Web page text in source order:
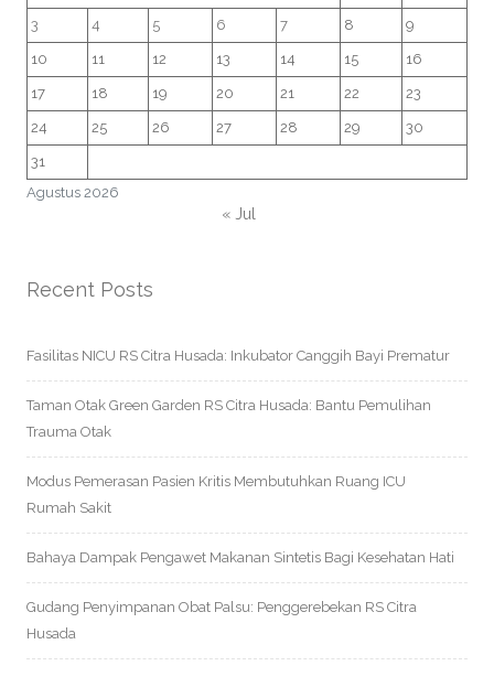
Agustus 2026
3 4 5 6 7 8 9
10 11 12 13 14 15 16
17 18 19 20 21 22 23
24 25 26 27 28 29 30
31
« Jul
Recent Posts
Fasilitas NICU RS Citra Husada: Inkubator Canggih Bayi Prematur
Taman Otak Green Garden RS Citra Husada: Bantu Pemulihan
Trauma Otak
Modus Pemerasan Pasien Kritis Membutuhkan Ruang ICU
Rumah Sakit
Bahaya Dampak Pengawet Makanan Sintetis Bagi Kesehatan Hati
Gudang Penyimpanan Obat Palsu: Penggerebekan RS Citra
Husada